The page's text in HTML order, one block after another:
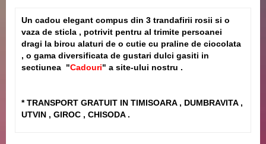
Un cadou elegant compus din 3 trandafirii rosii si o
vaza de sticla , potrivit pentru al trimite persoanei
dragi la birou alaturi de o cutie cu praline de ciocolata
, o gama diversificata de gustari dulci gasiti in
sectiunea "Cadouri" a site-ului nostru .
* TRANSPORT GRATUIT IN TIMISOARA , DUMBRAVITA ,
UTVIN , GIROC , CHISODA .